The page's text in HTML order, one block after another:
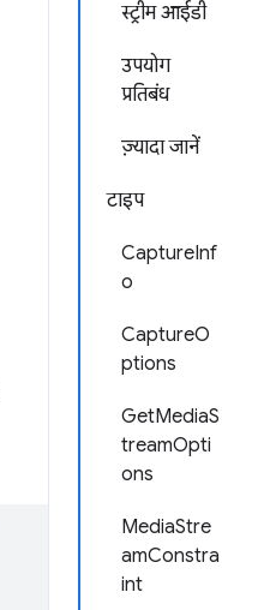
स्ट्रीम आईडी
उपयोग
प्रतिबंध
ज़्यादा जानें
टाइप
CaptureInf
o
CaptureO
ptions
GetMediaS
treamOpti
ons
MediaStre
amConstra
int